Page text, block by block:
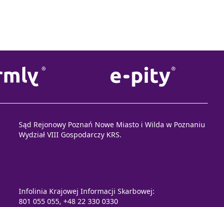
Sąd Rejonowy Poznań Nowe Miasto i Wilda w Poznaniu
Wydział VIII Gospodarczy KRS.
Infolinia Krajowej Informacji Skarbowej:
801 055 055, +48 22 330 0330